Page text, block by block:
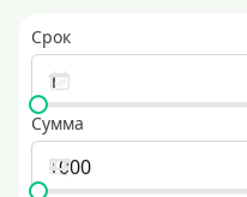
Срок
Сумма